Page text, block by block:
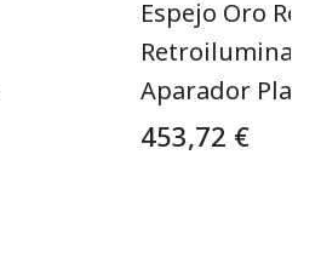
Espejo Oro
Aparador
453,72 €